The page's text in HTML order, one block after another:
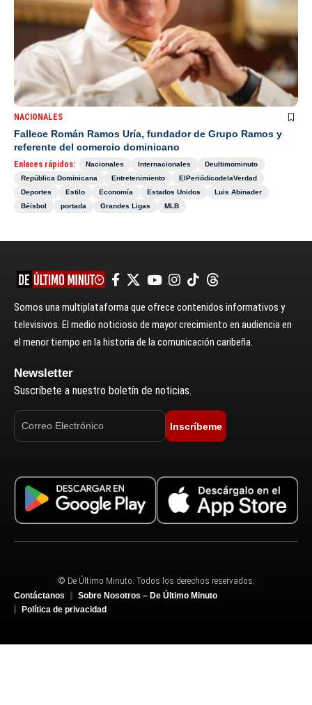
NACIONALES
Fallece Román Ramos Uría, fundador de Grupo Ramos y
referente del comercio dominicano
Enlaces rápidos: Nacionales Internacionales
Deultimominuto
República Dominicana
Entretenimiento
ElPeriódicodelaVerdad
Deportes
Estilo Economía Estados Unidos
Luis Abinader
Béisbol
portada Grandes Ligas MLB
Somos una multiplataforma que ofrece contenidos informativos y
televisivos. El medio noticioso de mayor crecimiento en audiencia en
el menor tiempo en la historia de la comunicación caribeña.
Newsletter
Suscríbete a nuestro boletín de noticias.
Inscríbeme
© De Último Minuto. Todos los derechos reservados.
Contáctanos
Sobre Nosotros – De Último Minuto
Política de privacidad